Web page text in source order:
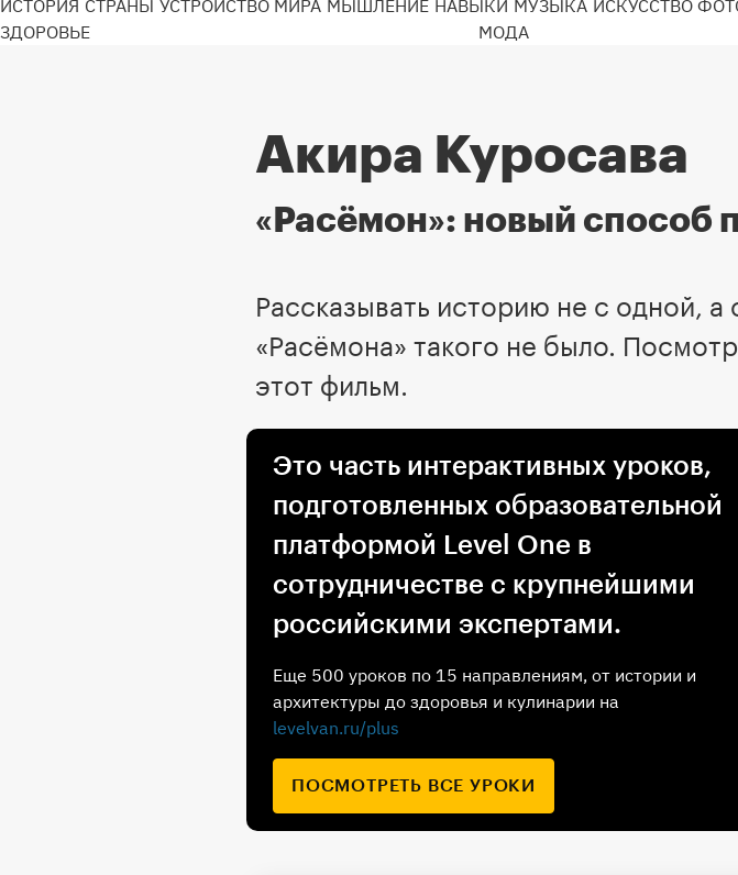
ИСТОРИЯ СТРАНЫ УСТРОЙСТВО МИРА МЫШЛЕНИЕ НАВЫКИ МУЗЫКА ИСКУССТВО
ЗДОРОВЬЕ
МОДА
Акира Куросава
«Расёмон»: новый способ
Рассказывать историю не с одной, а
«Расёмона» такого не было.
этот фильм.
Это часть интерактивных уроков,
подготовленных образовательной
платформой Level One в
сотрудничестве с крупнейшими
российскими экспертами.
Еще 500 уроков по 15 направлениям, от истории и
архитектуры до здоровья и кулинарии на
levelvan.ru/plus
ПОСМОТРЕТЬ ВСЕ УРОКИ